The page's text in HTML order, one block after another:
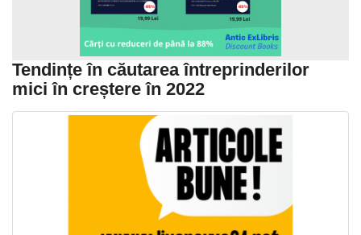
Tendințe în căutarea întreprinderilor
mici în creștere în 2022